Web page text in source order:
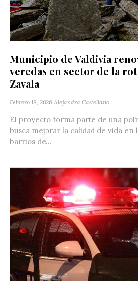
Municipio de Valdivia
veredas en sector de la
Zavala
Febrero 18, 2026 Alejandra Castellano
El proyecto forma parte de una
busca mejorar la calidad de vida en
barrios de...